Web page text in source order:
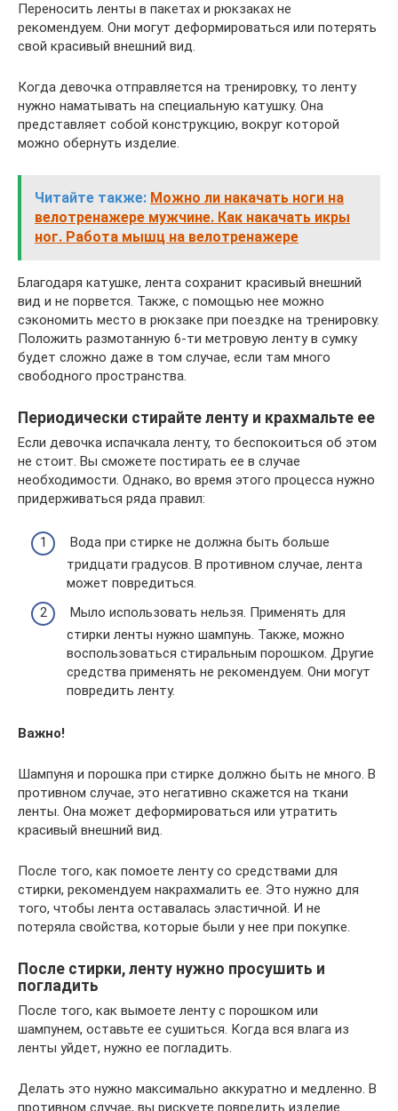
Переносить ленты в пакетах и рюкзаках не
рекомендуем. Они могут деформироваться или потерять
свой красивый внешний вид.
Когда девочка отправляется на тренировку, то ленту
нужно наматывать на специальную катушку. Она
представляет собой конструкцию, вокруг которой
можно обернуть изделие.
Читайте также: Можно ли накачать ноги на
велотренажере мужчине. Как накачать икры
ног. Работа мышц на велотренажере
Благодаря катушке, лента сохранит красивый внешний
вид и не порвется. Также, с помощью нее можно
сэкономить место в рюкзаке при поездке на тренировку.
Положить размотанную 6-ти метровую ленту в сумку
будет сложно даже в том случае, если там много
свободного пространства.
Периодически стирайте ленту и крахмальте ее
Если девочка испачкала ленту, то беспокоиться об этом
не стоит. Вы сможете постирать ее в случае
необходимости. Однако, во время этого процесса нужно
придерживаться ряда правил:
Вода при стирке не должна быть больше
тридцати градусов. В противном случае, лента
может повредиться.
Мыло использовать нельзя. Применять для
стирки ленты нужно шампунь. Также, можно
воспользоваться стиральным порошком. Другие
средства применять не рекомендуем. Они могут
повредить ленту.
Важно!
Шампуня и порошка при стирке должно быть не много. В
противном случае, это негативно скажется на ткани
ленты. Она может деформироваться или утратить
красивый внешний вид.
После того, как помоете ленту со средствами для
стирки, рекомендуем накрахмалить ее. Это нужно для
того, чтобы лента оставалась эластичной. И не
потеряла свойства, которые были у нее при покупке.
После стирки, ленту нужно просушить и
погладить
После того, как вымоете ленту с порошком или
шампунем, оставьте ее сушиться. Когда вся влага из
ленты уйдет, нужно ее погладить.
Делать это нужно максимально аккуратно и медленно. В